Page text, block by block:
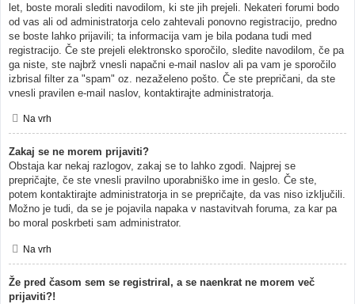
let, boste morali slediti navodilom, ki ste jih prejeli. Nekateri forumi bodo
od vas ali od administratorja celo zahtevali ponovno registracijo, predno
se boste lahko prijavili; ta informacija vam je bila podana tudi med
registracijo. Če ste prejeli elektronsko sporočilo, sledite navodilom, če pa
ga niste, ste najbrž vnesli napačni e-mail naslov ali pa vam je sporočilo
izbrisal filter za "spam" oz. nezaželeno pošto. Če ste prepričani, da ste
vnesli pravilen e-mail naslov, kontaktirajte administratorja.
Na vrh
Zakaj se ne morem prijaviti?
Obstaja kar nekaj razlogov, zakaj se to lahko zgodi. Najprej se
prepričajte, če ste vnesli pravilno uporabniško ime in geslo. Če ste,
potem kontaktirajte administratorja in se prepričajte, da vas niso izključili.
Možno je tudi, da se je pojavila napaka v nastavitvah foruma, za kar pa
bo moral poskrbeti sam administrator.
Na vrh
Že pred časom sem se registriral, a se naenkrat ne morem več
prijaviti?!